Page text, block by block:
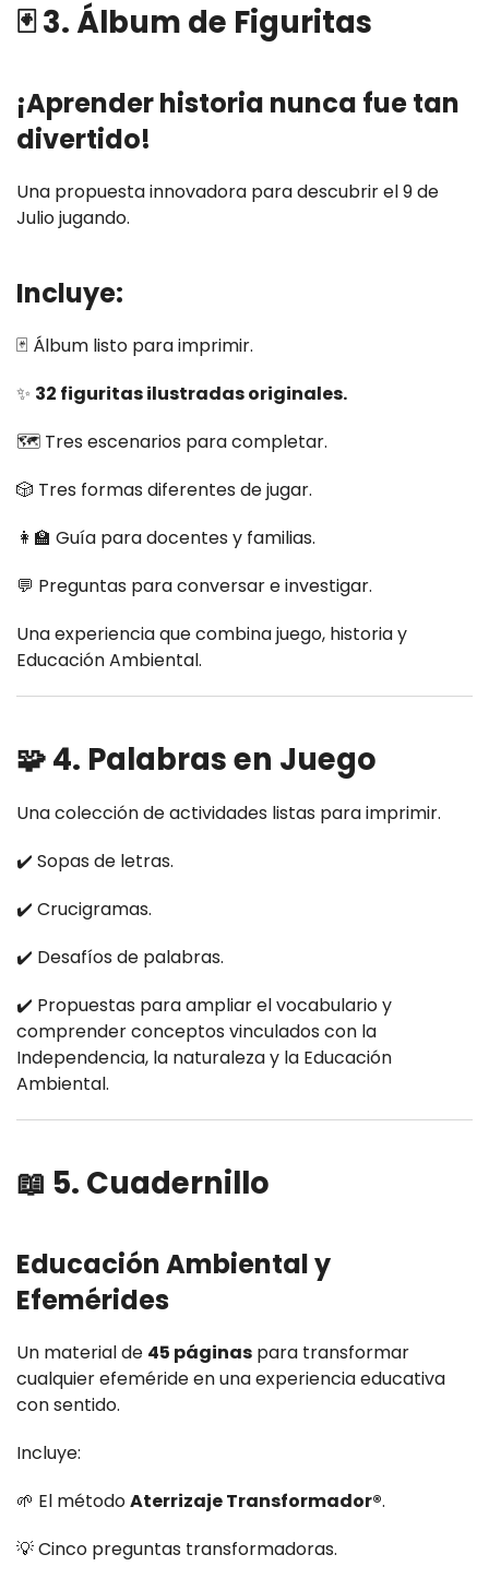
🃏 3. Álbum de Figuritas
¡Aprender historia nunca fue tan
divertido!
Una propuesta innovadora para descubrir el 9 de
Julio jugando.
Incluye:
🃏 Álbum listo para imprimir.
✨ 32 figuritas ilustradas originales.
🗺️ Tres escenarios para completar.
🎲 Tres formas diferentes de jugar.
👩‍🏫 Guía para docentes y familias.
💬 Preguntas para conversar e investigar.
Una experiencia que combina juego, historia y
Educación Ambiental.
🧩 4. Palabras en Juego
Una colección de actividades listas para imprimir.
✔️ Sopas de letras.
✔️ Crucigramas.
✔️ Desafíos de palabras.
✔️ Propuestas para ampliar el vocabulario y
comprender conceptos vinculados con la
Independencia, la naturaleza y la Educación
Ambiental.
📖 5. Cuadernillo
Educación Ambiental y
Efemérides
Un material de 45 páginas para transformar
cualquier efeméride en una experiencia educativa
con sentido.
Incluye:
🌱 El métodoAterrizaje Transformador®.
💡 Cinco preguntas transformadoras.